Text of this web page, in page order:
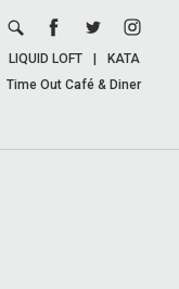
LIQUID LOFT
KATA
Time Out Café & Diner